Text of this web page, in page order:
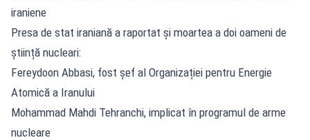
iraniene
Presa de stat iraniană a raportat și moartea a doi oameni de
știință nucleari:
Fereydoon Abbasi, fost șef al Organizației pentru Energie
Atomică a Iranului
Mohammad Mahdi Tehranchi, implicat în programul de arme
nucleare